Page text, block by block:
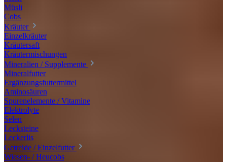
Müsli
Cobs
Kräuter
Einzelkräuter
Kräutersaft
Kräutermischungen
Mineralien / Supplemente
Mineralfutter
Ergänzungsfuttermittel
Aminosäuren
Spurenelemente / Vitamine
Elektrolyte
Selen
Lecksteine
Leckerlis
Getreide / Einzelfutter
Wiesen- / Heucobs